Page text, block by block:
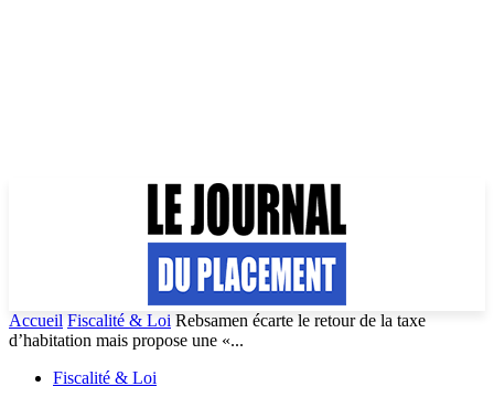
Accueil Fiscalité & Loi Rebsamen écarte le retour de la taxe
d’habitation mais propose une «...
Fiscalité & Loi